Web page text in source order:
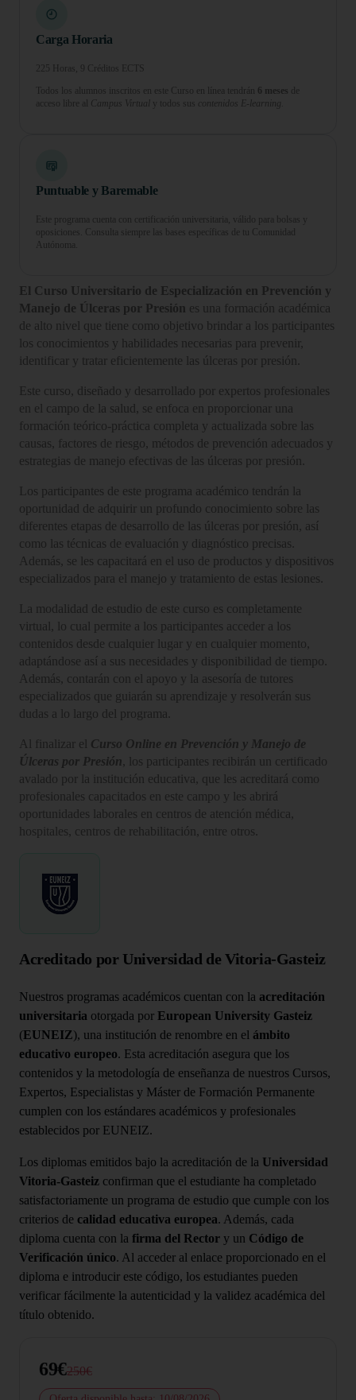
Carga Horaria
225 Horas, 9 Créditos ECTS
Todos los alumnos inscritos en este Curso en línea tendrán 6 meses de
acceso libre al Campus Virtual y todos sus contenidos E-learning.
Puntuable y Baremable
Este programa cuenta con certificación universitaria, válido para bolsas y
oposiciones. Consulta siempre las bases específicas de tu Comunidad
Autónoma.
El Curso Universitario de Especialización en Prevención y
Manejo de Úlceras por Presión es una formación académica
de alto nivel que tiene como objetivo brindar a los participantes
los conocimientos y habilidades necesarias para prevenir,
identificar y tratar eficientemente las úlceras por presión.
Este curso, diseñado y desarrollado por expertos profesionales
en el campo de la salud, se enfoca en proporcionar una
formación teórico-práctica completa y actualizada sobre las
causas, factores de riesgo, métodos de prevención adecuados y
estrategias de manejo efectivas de las úlceras por presión.
Los participantes de este programa académico tendrán la
oportunidad de adquirir un profundo conocimiento sobre las
diferentes etapas de desarrollo de las úlceras por presión, así
como las técnicas de evaluación y diagnóstico precisas.
Además, se les capacitará en el uso de productos y dispositivos
especializados para el manejo y tratamiento de estas lesiones.
La modalidad de estudio de este curso es completamente
virtual, lo cual permite a los participantes acceder a los
contenidos desde cualquier lugar y en cualquier momento,
adaptándose así a sus necesidades y disponibilidad de tiempo.
Además, contarán con el apoyo y la asesoría de tutores
especializados que guiarán su aprendizaje y resolverán sus
dudas a lo largo del programa.
Al finalizar el Curso Online en Prevención y Manejo de
Úlceras por Presión , los participantes recibirán un certificado
avalado por la institución educativa, que les acreditará como
profesionales capacitados en este campo y les abrirá
oportunidades laborales en centros de atención médica,
hospitales, centros de rehabilitación, entre otros.
Acreditado por Universidad de Vitoria-Gasteiz
Nuestros programas académicos cuentan con la acreditación
universitaria otorgada por European University Gasteiz
(EUNEIZ), una institución de renombre en el ámbito
educativo europeo. Esta acreditación asegura que los
contenidos y la metodología de enseñanza de nuestros Cursos,
Expertos, Especialistas y Máster de Formación Permanente
cumplen con los estándares académicos y profesionales
establecidos por EUNEIZ.
Los diplomas emitidos bajo la acreditación de la Universidad
Vitoria-Gasteiz confirman que el estudiante ha completado
satisfactoriamente un programa de estudio que cumple con los
criterios de calidad educativa europea. Además, cada
diploma cuenta con la firma del Rector y un Código de
Verificación único. Al acceder al enlace proporcionado en el
diploma e introducir este código, los estudiantes pueden
verificar fácilmente la autenticidad y la validez académica del
título obtenido.
69€250€